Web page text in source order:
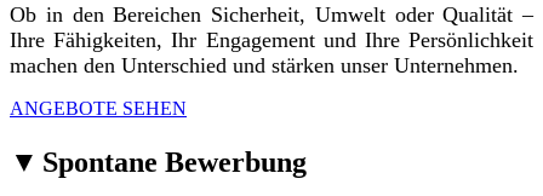
Ob in den Bereichen Sicherheit, Umwelt oder Qualität –
Ihre Fähigkeiten, Ihr Engagement und Ihre Persönlichkeit
machen den Unterschied und stärken unser Unternehmen.
ANGEBOTE SEHEN
▼ Spontane Bewerbung